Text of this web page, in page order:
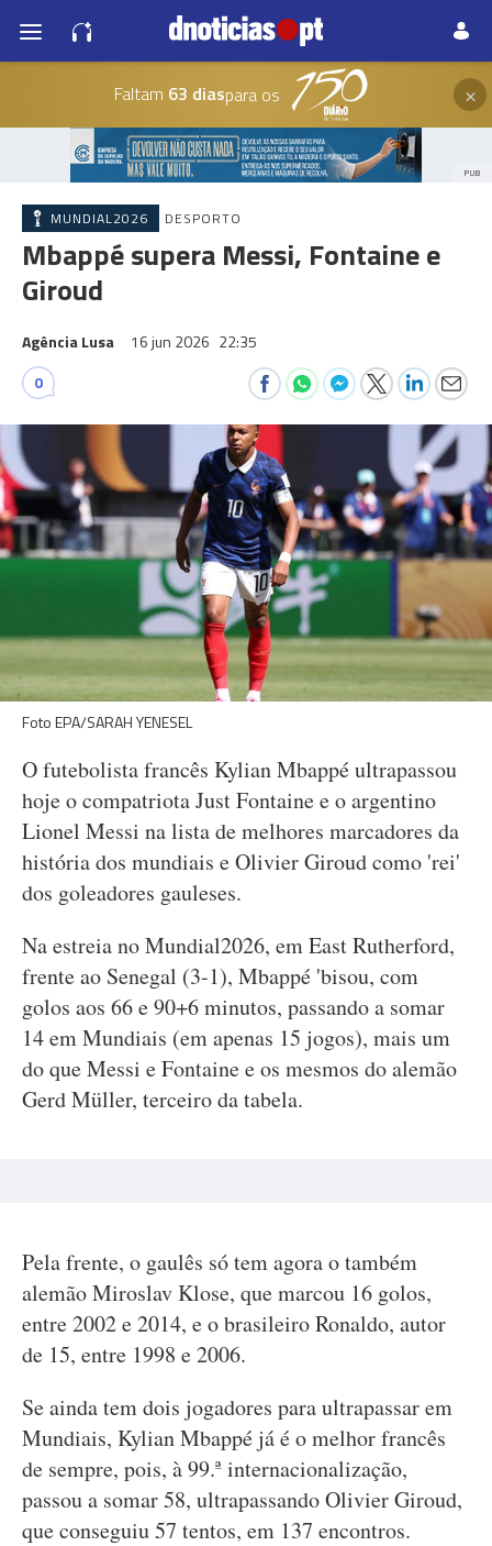
Faltam 63 diaspara os ×
PUB
MUNDIAL2026 DESPORTO
Mbappé supera Messi, Fontaine e
Giroud
Agência Lusa 16 jun 2026 22:35
0
Foto EPA/SARAH YENESEL
O futebolista francês Kylian Mbappé ultrapassou
hoje o compatriota Just Fontaine e o argentino
Lionel Messi na lista de melhores marcadores da
história dos mundiais e Olivier Giroud como 'rei'
dos goleadores gauleses.
Na estreia no Mundial2026, em East Rutherford,
frente ao Senegal (3-1), Mbappé 'bisou, com
golos aos 66 e 90+6 minutos, passando a somar
14 em Mundiais (em apenas 15 jogos), mais um
do que Messi e Fontaine e os mesmos do alemão
Gerd Müller, terceiro da tabela.
Pela frente, o gaulês só tem agora o também
alemão Miroslav Klose, que marcou 16 golos,
entre 2002 e 2014, e o brasileiro Ronaldo, autor
de 15, entre 1998 e 2006.
Se ainda tem dois jogadores para ultrapassar em
Mundiais, Kylian Mbappé já é o melhor francês
de sempre, pois, à 99.ª internacionalização,
passou a somar 58, ultrapassando Olivier Giroud,
que conseguiu 57 tentos, em 137 encontros.